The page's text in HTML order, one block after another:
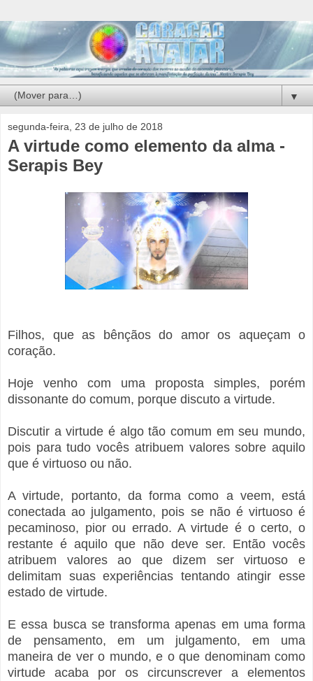
▼
segunda-feira, 23 de julho de 2018
A virtude como elemento da alma -
Serapis Bey
Filhos, que as bênçãos do amor os aqueçam o
coração.
Hoje venho com uma proposta simples, porém
dissonante do comum, porque discuto a virtude.
Discutir a virtude é algo tão comum em seu mundo,
pois para tudo vocês atribuem valores sobre aquilo
que é virtuoso ou não.
A virtude, portanto, da forma como a veem, está
conectada ao julgamento, pois se não é virtuoso é
pecaminoso, pior ou errado. A virtude é o certo, o
restante é aquilo que não deve ser. Então vocês
atribuem valores ao que dizem ser virtuoso e
delimitam suas experiências tentando atingir esse
estado de virtude.
E essa busca se transforma apenas em uma forma
de pensamento, em um julgamento, em uma
maneira de ver o mundo, e o que denominam como
virtude acaba por os circunscrever a elementos